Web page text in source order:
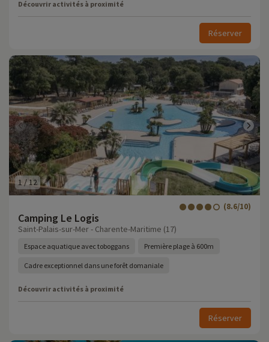
Découvrir activités à proximité
Réserver
1 /12
Camping Le Logis
(8.6/10)
Saint-Palais-sur-Mer - Charente-Maritime (17)
Espace aquatique avec toboggans Première plage à 600m
Cadre exceptionnel dans une forêt domaniale
Découvrir activités à proximité
Réserver